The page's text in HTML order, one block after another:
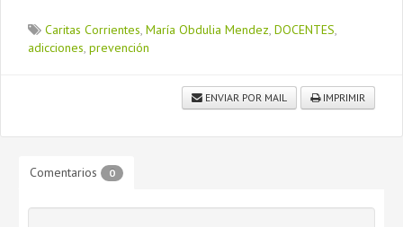
Caritas Corrientes, María Obdulia Mendez, DOCENTES,
adicciones, prevención
ENVIAR POR MAIL IMPRIMIR
Comentarios 0